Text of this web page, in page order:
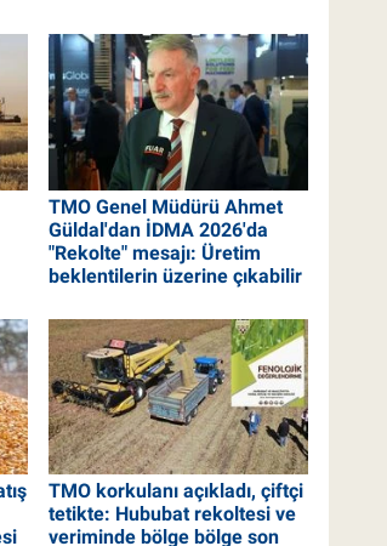
TMO Genel Müdürü Ahmet
Güldal'dan İDMA 2026'da
"Rekolte" mesajı: Üretim
beklentilerin üzerine çıkabilir
TMO korkulanı açıkladı, çiftçi
tetikte: Hububat rekoltesi ve
veriminde bölge bölge son